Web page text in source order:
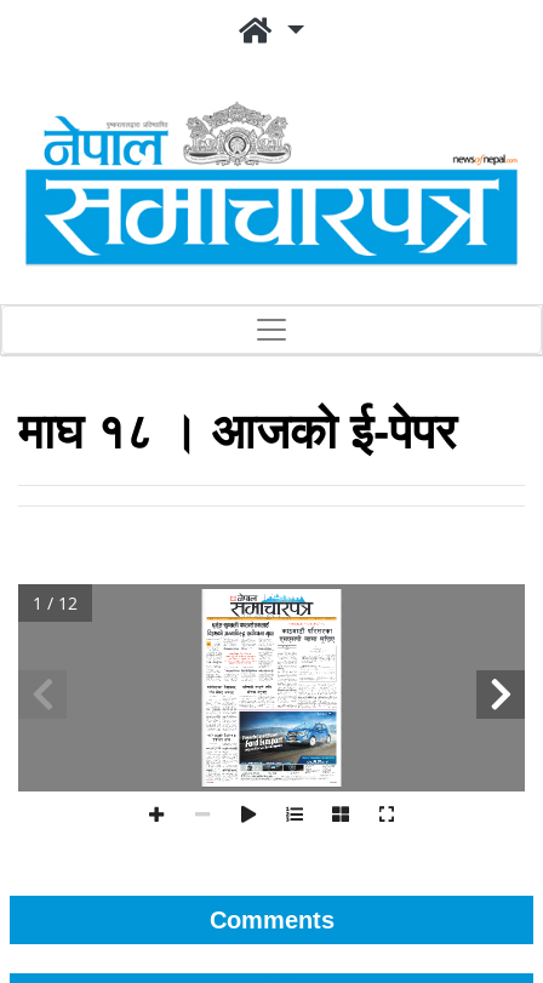
माघ १८ । आजको ई-पेपर
1 / 12
Comments